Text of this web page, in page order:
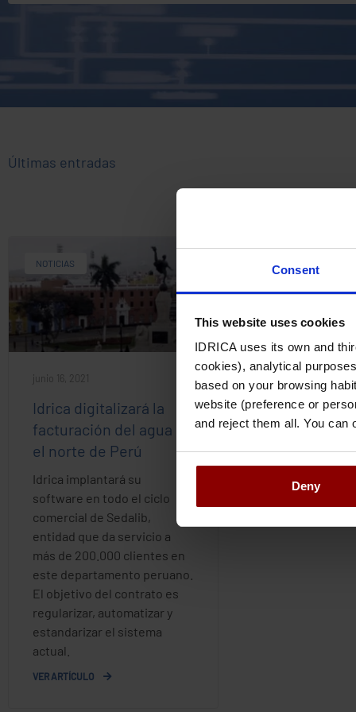
Consent
This website uses cookies
IDRICA uses its own and
cookies), analytical
based on your browsing
website (preference or
and reject them all. You can
Deny
Últimas entradas
NOTICIAS
junio 16, 2021
Idrica digitalizará la
facturación del agua en
el norte de Perú
Idrica implantará su
software en todo el ciclo
comercial de Sedalib,
entidad que da servicio a
más de 200.000 clientes en
este departamento peruano.
El objetivo del contrato es
regularizar, automatizar y
estandarizar el sistema
actual.
VER ARTÍCULO